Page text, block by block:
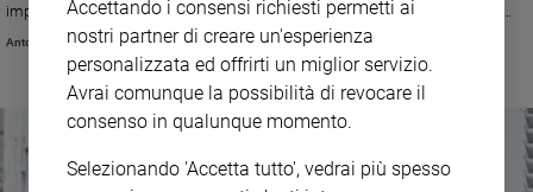
impegno nei negoziati per porre fine a tutti i conflitti in corso come quelli
nella martoriata Ucraina, in Palestina, Israele, Libano, Myanmar, Sudan, Nord
Kivu». Poi ricorda la Giornata della Vita che si celebra in Italia: «Incoraggio
le giovani coppie a non avere timore a mettere al mondo dei figli»
Antonio Sanfrancesco
Accettando i consensi richiesti permetti ai
nostri partner di creare un'esperienza
personalizzata ed offrirti un miglior servizio.
Avrai comunque la possibilità di revocare il
consenso in qualunque momento.
Selezionando 'Accetta tutto', vedrai più spesso